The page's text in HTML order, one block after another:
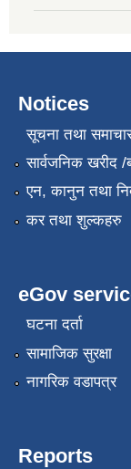
Notices
सूचना तथा
सार्वजनिक खरीद
एन, कानुन तथा
कर तथा शुल्कहरु
eGov
घटना दर्ता
सामाजिक सुरक्षा
नागरिक वडापत्र
Reports